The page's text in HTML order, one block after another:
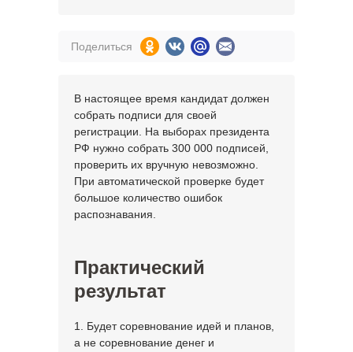
Поделиться
В настоящее время кандидат должен
собрать подписи для своей
регистрации. На выборах президента
РФ нужно собрать 300 000 подписей,
проверить их вручную невозможно.
При автоматической проверке будет
большое количество ошибок
распознавания.
Практический
результат
1. Будет соревнование идей и планов,
а не соревнование денег и